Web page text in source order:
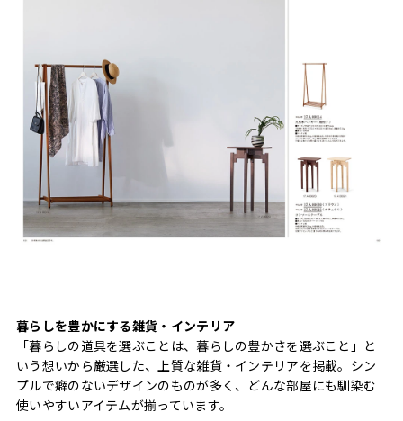
暮らしを豊かにする雑貨・インテリア
「暮らしの道具を選ぶことは、暮らしの豊かさを選ぶこと」と
いう想いから厳選した、上質な雑貨・インテリアを掲載。シン
プルで癖のないデザインのものが多く、どんな部屋にも馴染む
使いやすいアイテムが揃っています。